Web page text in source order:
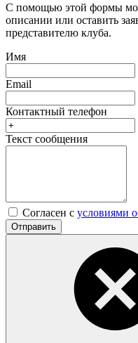
С помощью этой формы
описании или оставить
представителю клуба.
Имя
Email
Контактный телефон
Текст сообщения
Согласен с условиями
Отправить